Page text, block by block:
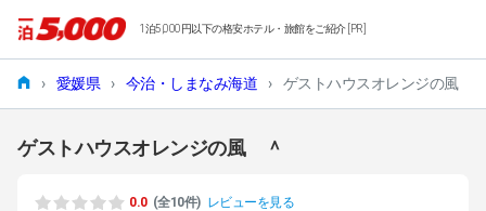
1泊5,000円以下の格安ホテル・旅館をご紹介 [PR]
› 愛媛県 › 今治・しまなみ海道 › ゲストハウスオレンジの風
ゲストハウスオレンジの風 ＾
0.0 (全10件) レビューを見る